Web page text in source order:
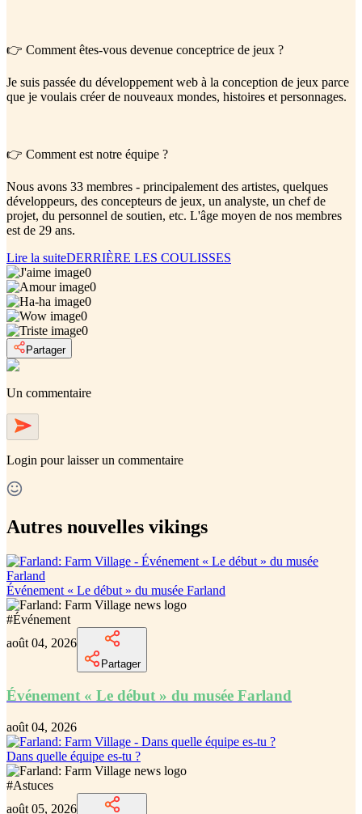
👉 Comment êtes-vous devenue conceptrice de jeux ?
Je suis passée du développement web à la conception de jeux parce
que je voulais créer de nouveaux mondes, histoires et personnages.
👉 Comment est notre équipe ?
Nous avons 33 membres - principalement des artistes, quelques
développeurs, des concepteurs de jeux, un analyste, un chef de
projet, du personnel de soutien, etc. L'âge moyen de nos membres
est de 29 ans.
Lire la suiteDERRIÈRE LES COULISSES
0
0
0
0
0
Partager
Un commentaire
Login pour laisser un commentaire
Autres nouvelles vikings
Événement « Le début » du musée Farland
#Événement
août 04, 2026
Partager
Événement « Le début » du musée Farland
août 04, 2026
Dans quelle équipe es-tu ?
#Astuces
août 05, 2026